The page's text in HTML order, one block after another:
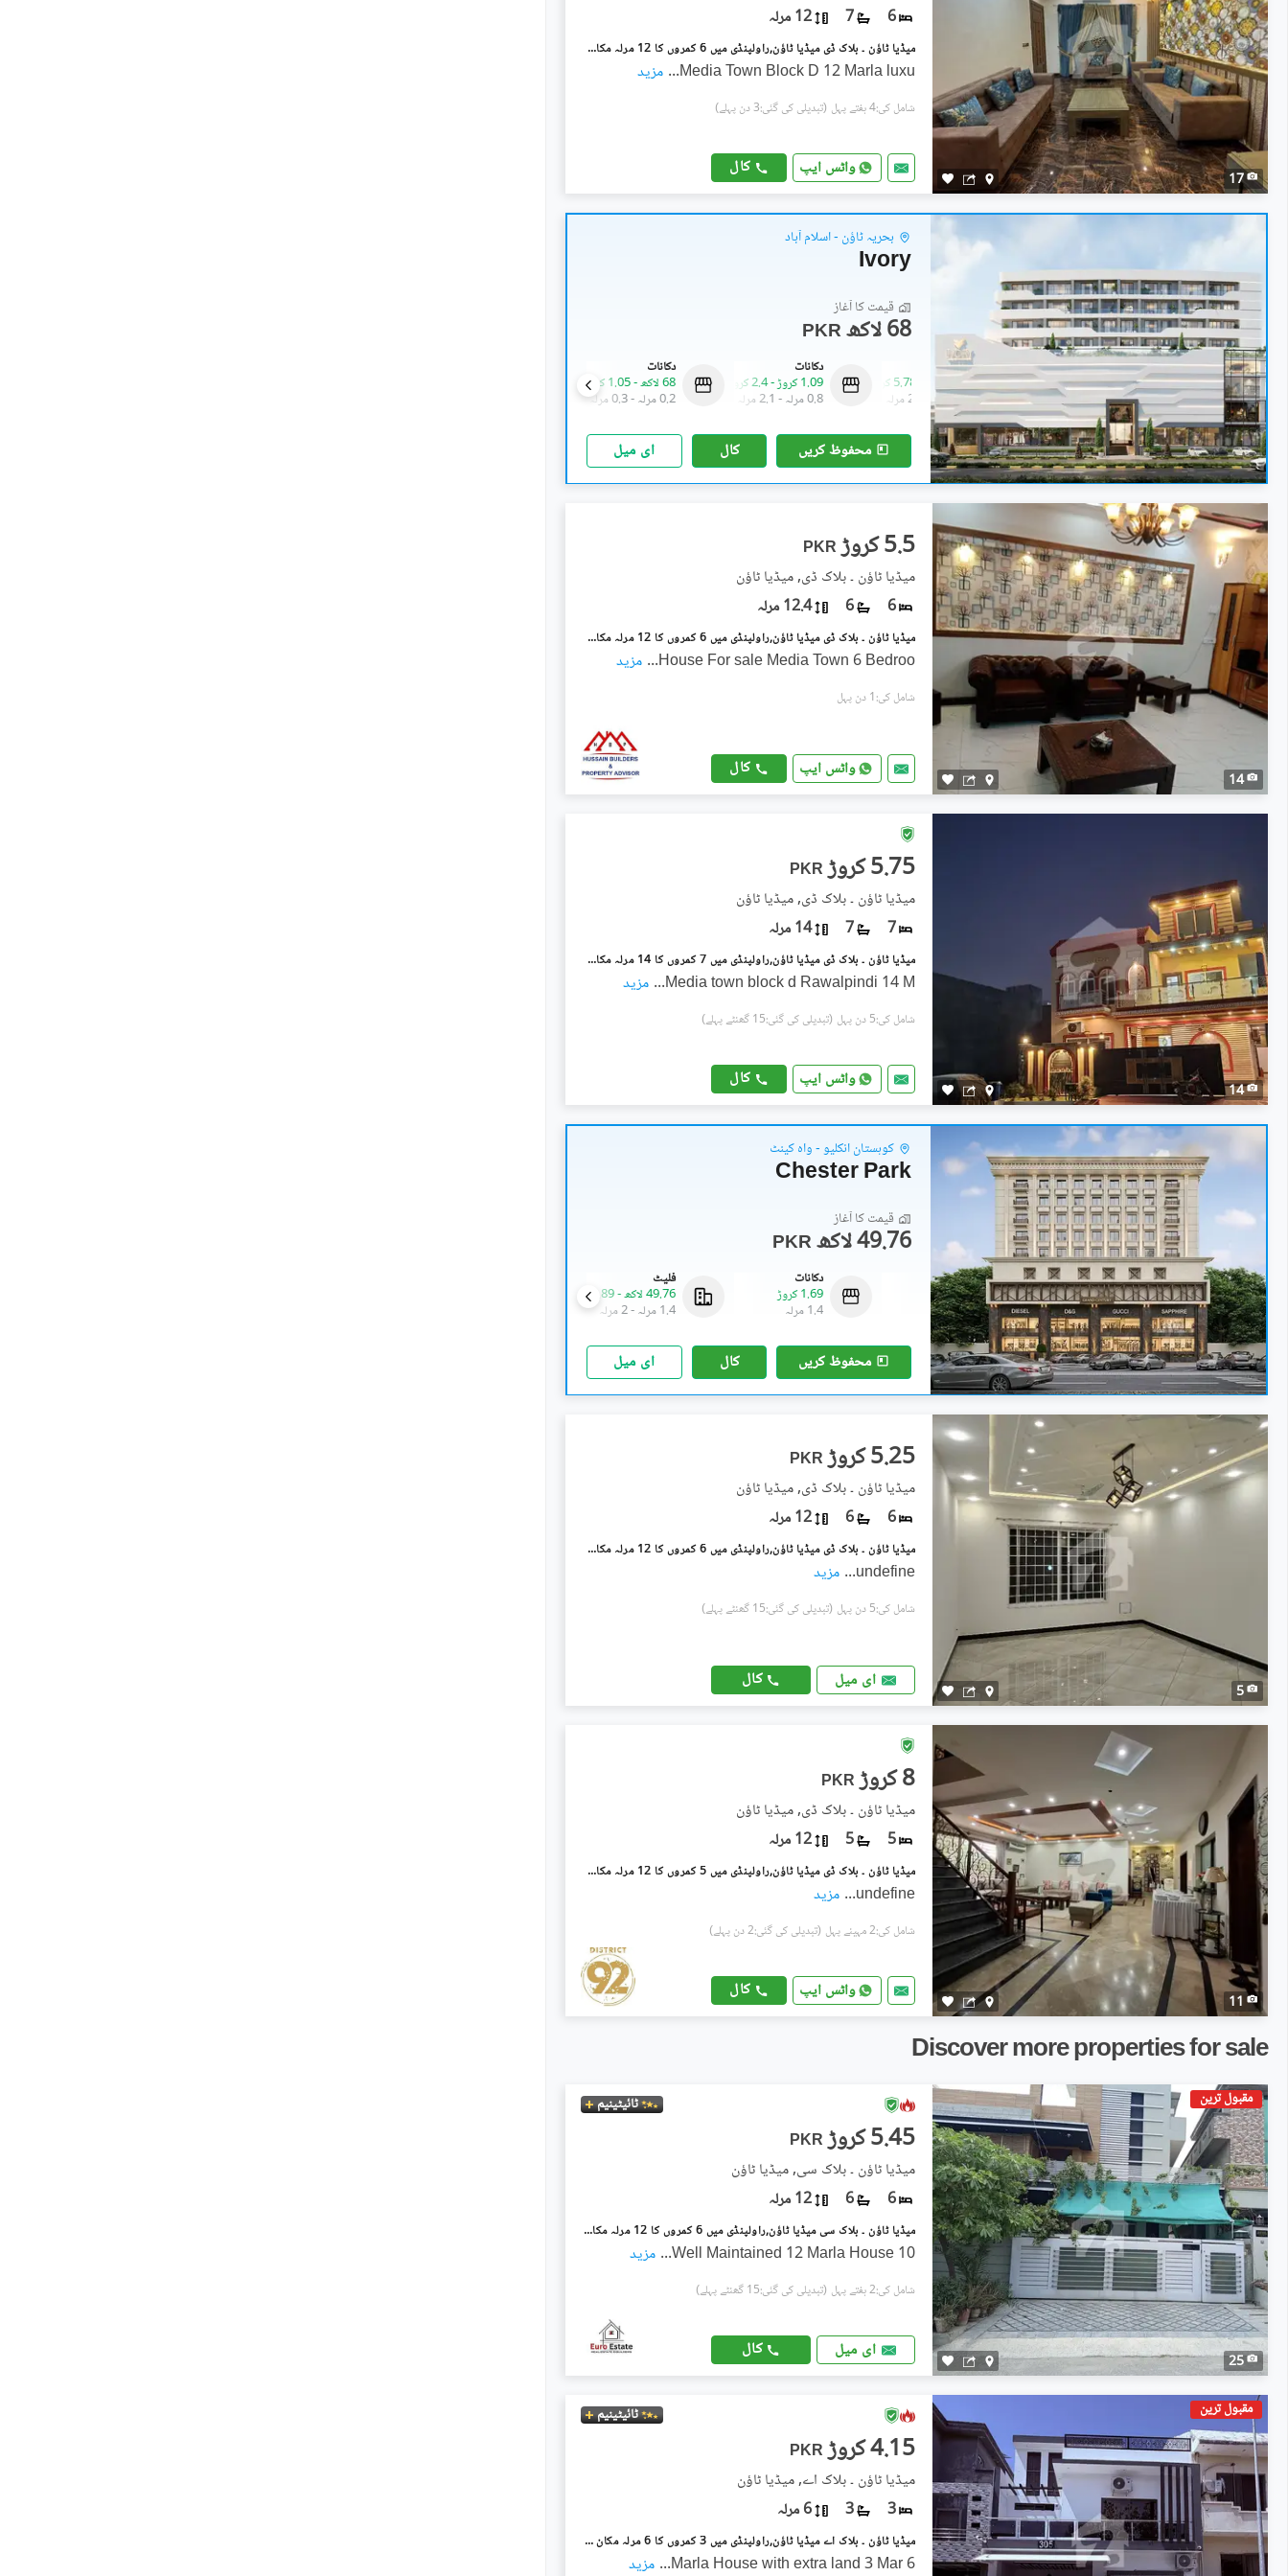
17
6
7 12 مرلہ
میڈیا ٹاؤن ۔ بلاک ڈی میڈیا ٹاؤن,راولپنڈی میں 6 کمروں کا 12 مرلہ مکان 5.5 کروڑ میں برائے فروخت۔
Media Town Block D 12 Marla luxu
... مزید
شامل کی:4 ہفتے پہل (تبدیلی کی گئی:3 دن پہلے)
واٹس ایپ کال
بحریہ ٹاؤن - اسلام آباد
Ivory
قیمت کا آغاز
PKR 68 لاکھ
دکانات
68 لاکھ
-1.05 کروڑ
0.2 مرلہ
-0.3 مرلہ
دکانات
1.09 کروڑ
-2.4 کروڑ
0.8 مرلہ
- 2.1 مرلہ
دکانات
1.42 کروڑ
5.78 کروڑ
0.5 مرلہ
- 2.1 مرلہ
محفوظ کریں کال ای میل
14
PKR 5.5 کروڑ
میڈیا ٹاؤن ۔ بلاک ڈی, میڈیا ٹاؤن
6
6 12.4 مرلہ
میڈیا ٹاؤن ۔ بلاک ڈی میڈیا ٹاؤن,راولپنڈی میں 6 کمروں کا 12 مرلہ مکان 5.5 کروڑ میں برائے فروخت۔
House For sale Media Town 6 Bedroo
... مزید
شامل کی:1 دن پہل
واٹس ایپ کال
14
PKR 5.75 کروڑ
میڈیا ٹاؤن ۔ بلاک ڈی, میڈیا ٹاؤن
7
7 14 مرلہ
میڈیا ٹاؤن ۔ بلاک ڈی میڈیا ٹاؤن,راولپنڈی میں 7 کمروں کا 14 مرلہ مکان 5.75 کروڑ میں برائے فروخت۔
Media town block d Rawalpindi 14 M
... مزید
شامل کی:5 دن پہل (تبدیلی کی گئی:15 گھنٹے پہلے)
واٹس ایپ کال
کوہستان انکلیو - واہ کینٹ
Chester Park
قیمت کا آغاز
PKR 49.76 لاکھ
فلیٹ
49.76 لاکھ
-69.89 لاکھ
1.4 مرلہ
-2 مرلہ
دکانات
1.69 کروڑ
1.4 مرلہ
دکانات
1.2 کروڑ
1.4 مرلہ
محفوظ کریں کال ای میل
5
PKR 5.25 کروڑ
میڈیا ٹاؤن ۔ بلاک ڈی, میڈیا ٹاؤن
6
6 12 مرلہ
میڈیا ٹاؤن ۔ بلاک ڈی میڈیا ٹاؤن,راولپنڈی میں 6 کمروں کا 12 مرلہ مکان 5.25 کروڑ میں برائے فروخت۔
undefine
... مزید
شامل کی:5 دن پہل (تبدیلی کی گئی:15 گھنٹے پہلے)
ای میل کال
11
PKR 8 کروڑ
میڈیا ٹاؤن ۔ بلاک ڈی, میڈیا ٹاؤن
5
5 12 مرلہ
میڈیا ٹاؤن ۔ بلاک ڈی میڈیا ٹاؤن,راولپنڈی میں 5 کمروں کا 12 مرلہ مکان 8.0 کروڑ میں برائے فروخت۔
undefine
... مزید
شامل کی:2 مہینے پہل (تبدیلی کی گئی:2 دن پہلے)
واٹس ایپ کال
Discover more properties for sale
مقبول ترین
25
ٹائیٹینیم
PKR 5.45 کروڑ
میڈیا ٹاؤن ۔ بلاک سی, میڈیا ٹاؤن
6
6 12 مرلہ
میڈیا ٹاؤن ۔ بلاک سی میڈیا ٹاؤن,راولپنڈی میں 6 کمروں کا 12 مرلہ مکان 5.45 کروڑ میں برائے فروخت۔
Well Maintained 12 Marla House 10
... مزید
شامل کی:2 ہفتے پہل (تبدیلی کی گئی:15 گھنٹے پہلے)
ای میل کال
مقبول ترین ٹائیٹینیم
PKR 4.15 کروڑ
میڈیا ٹاؤن ۔ بلاک اے, میڈیا ٹاؤن
3
3 6 مرلہ
میڈیا ٹاؤن ۔ بلاک اے میڈیا ٹاؤن,راولپنڈی میں 3 کمروں کا 6 مرلہ مکان 4.15 کروڑ میں برائے فروخت۔
6 Marla House with extra land 3 Mar
... مزید